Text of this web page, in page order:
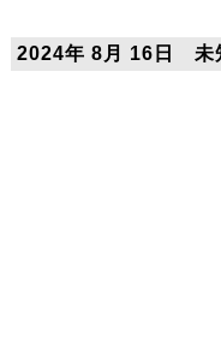
2024年 8月 16日 未